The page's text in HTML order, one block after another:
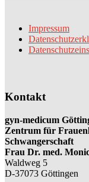
Impressum
Kontakt
gyn-medicum
Zentrum für
Schwangerschaft
Frau Dr. med.
Waldweg 5
D-37073 Göttingen